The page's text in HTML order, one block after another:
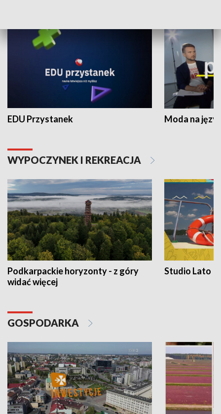
EDU Przystanek Moda na
WYPOCZYNEK I REKREACJA
Podkarpackie horyzonty - z góry
widać więcej
Studio Lato
GOSPODARKA